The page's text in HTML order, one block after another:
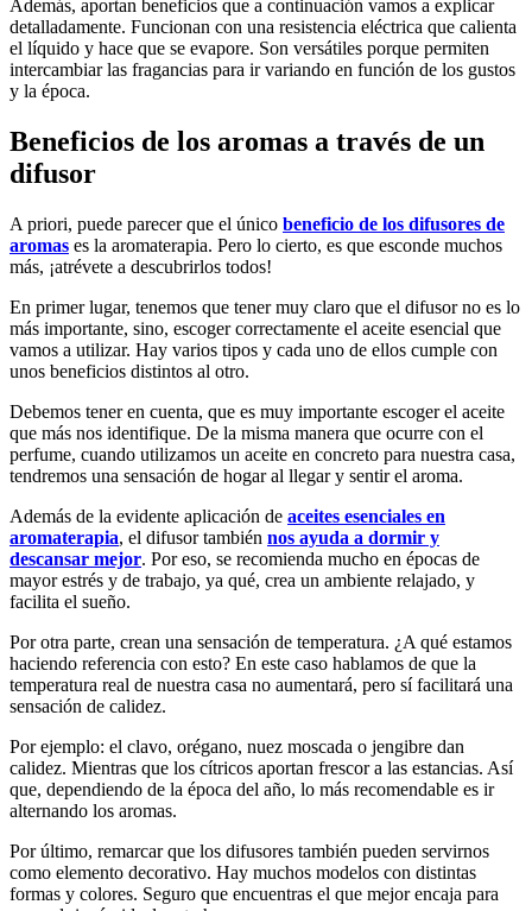
Además, aportan beneficios que a continuación vamos a explicar
detalladamente. Funcionan con una resistencia eléctrica que calienta
el líquido y hace que se evapore. Son versátiles porque permiten
intercambiar las fragancias para ir variando en función de los gustos
y la época.
Beneficios de los aromas a través de un
difusor
A priori, puede parecer que el único beneficio de los difusores de
aromas es la aromaterapia. Pero lo cierto, es que esconde muchos
más, ¡atrévete a descubrirlos todos!
En primer lugar, tenemos que tener muy claro que el difusor no es lo
más importante, sino, escoger correctamente el aceite esencial que
vamos a utilizar. Hay varios tipos y cada uno de ellos cumple con
unos beneficios distintos al otro.
Debemos tener en cuenta, que es muy importante escoger el aceite
que más nos identifique. De la misma manera que ocurre con el
perfume, cuando utilizamos un aceite en concreto para nuestra casa,
tendremos una sensación de hogar al llegar y sentir el aroma.
Además de la evidente aplicación de aceites esenciales en
aromaterapia, el difusor también nos ayuda a dormir y
descansar mejor. Por eso, se recomienda mucho en épocas de
mayor estrés y de trabajo, ya qué, crea un ambiente relajado, y
facilita el sueño.
Por otra parte, crean una sensación de temperatura. ¿A qué estamos
haciendo referencia con esto? En este caso hablamos de que la
temperatura real de nuestra casa no aumentará, pero sí facilitará una
sensación de calidez.
Por ejemplo: el clavo, orégano, nuez moscada o jengibre dan
calidez. Mientras que los cítricos aportan frescor a las estancias. Así
que, dependiendo de la época del año, lo más recomendable es ir
alternando los aromas.
Por último, remarcar que los difusores también pueden servirnos
como elemento decorativo. Hay muchos modelos con distintas
formas y colores. Seguro que encuentras el que mejor encaja para